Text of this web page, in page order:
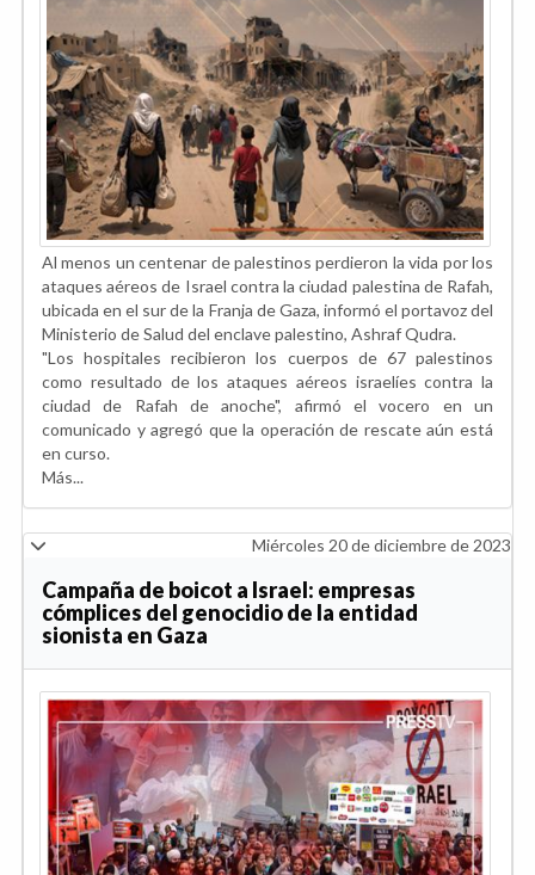
Al menos un centenar de palestinos perdieron la vida por los
ataques aéreos de Israel contra la ciudad palestina de Rafah,
ubicada en el sur de la Franja de Gaza, informó el portavoz del
Ministerio de Salud del enclave palestino, Ashraf Qudra.
"Los hospitales recibieron los cuerpos de 67 palestinos
como resultado de los ataques aéreos israelíes contra la
ciudad de Rafah de anoche", afirmó el vocero en un
comunicado y agregó que la operación de rescate aún está
en curso.
Más...
Miércoles 20 de diciembre de 2023
Campaña de boicot a Israel: empresas
cómplices del genocidio de la entidad
sionista en Gaza